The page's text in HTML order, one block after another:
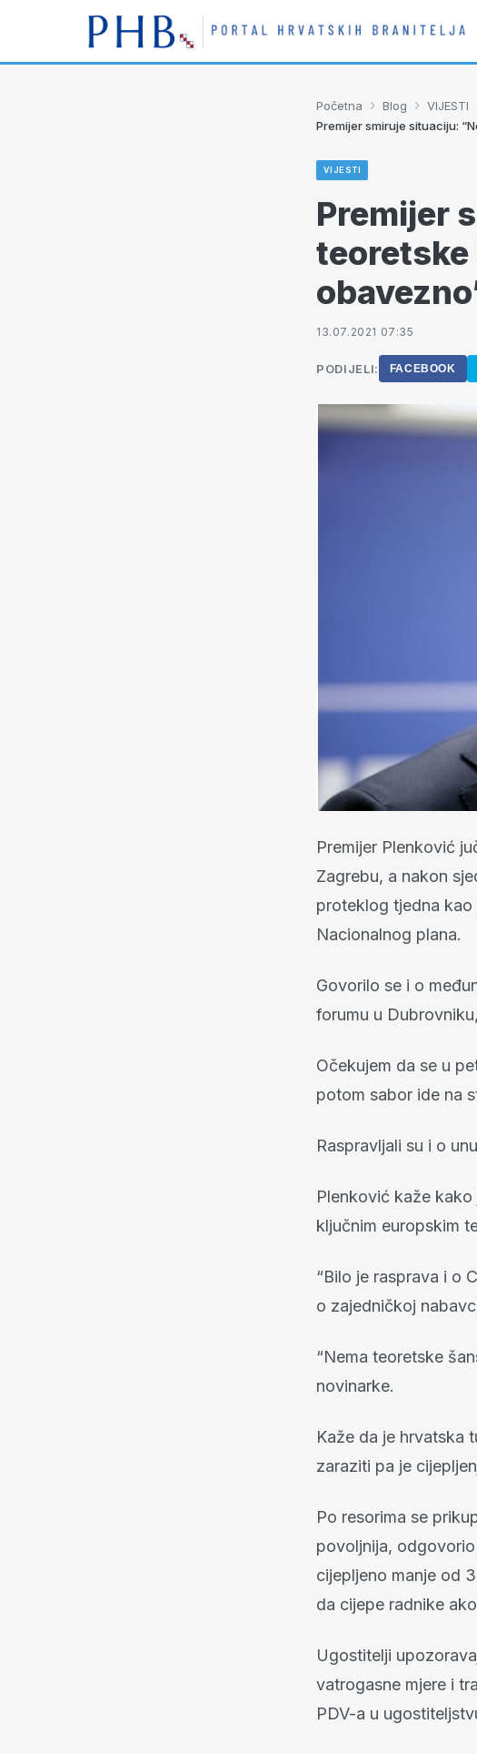
Početna › Blog › VIJESTI
Premijer smiruje situaciju:
VIJESTI
Premijer
teoretske
13.07.2021 07:35
PODIJELI: FACEBOOK
Premijer Plenković
Zagrebu, a nakon
proteklog tjedna
Nacionalnog plana.
Govorilo se i o
forumu u
Očekujem da se u
potom sabor ide na
Raspravljali su i o
Plenković kaže
ključnim europskim
“Bilo je rasprava i o
o zajedničkoj
“Nema teoretske
novinarke.
Kaže da je hrvatska
zaraziti pa je
Po resorima se
povoljnija,
cijepljeno manje od
da cijepe radnike
Ugostitelji
vatrogasne mjere i
PDV-a u